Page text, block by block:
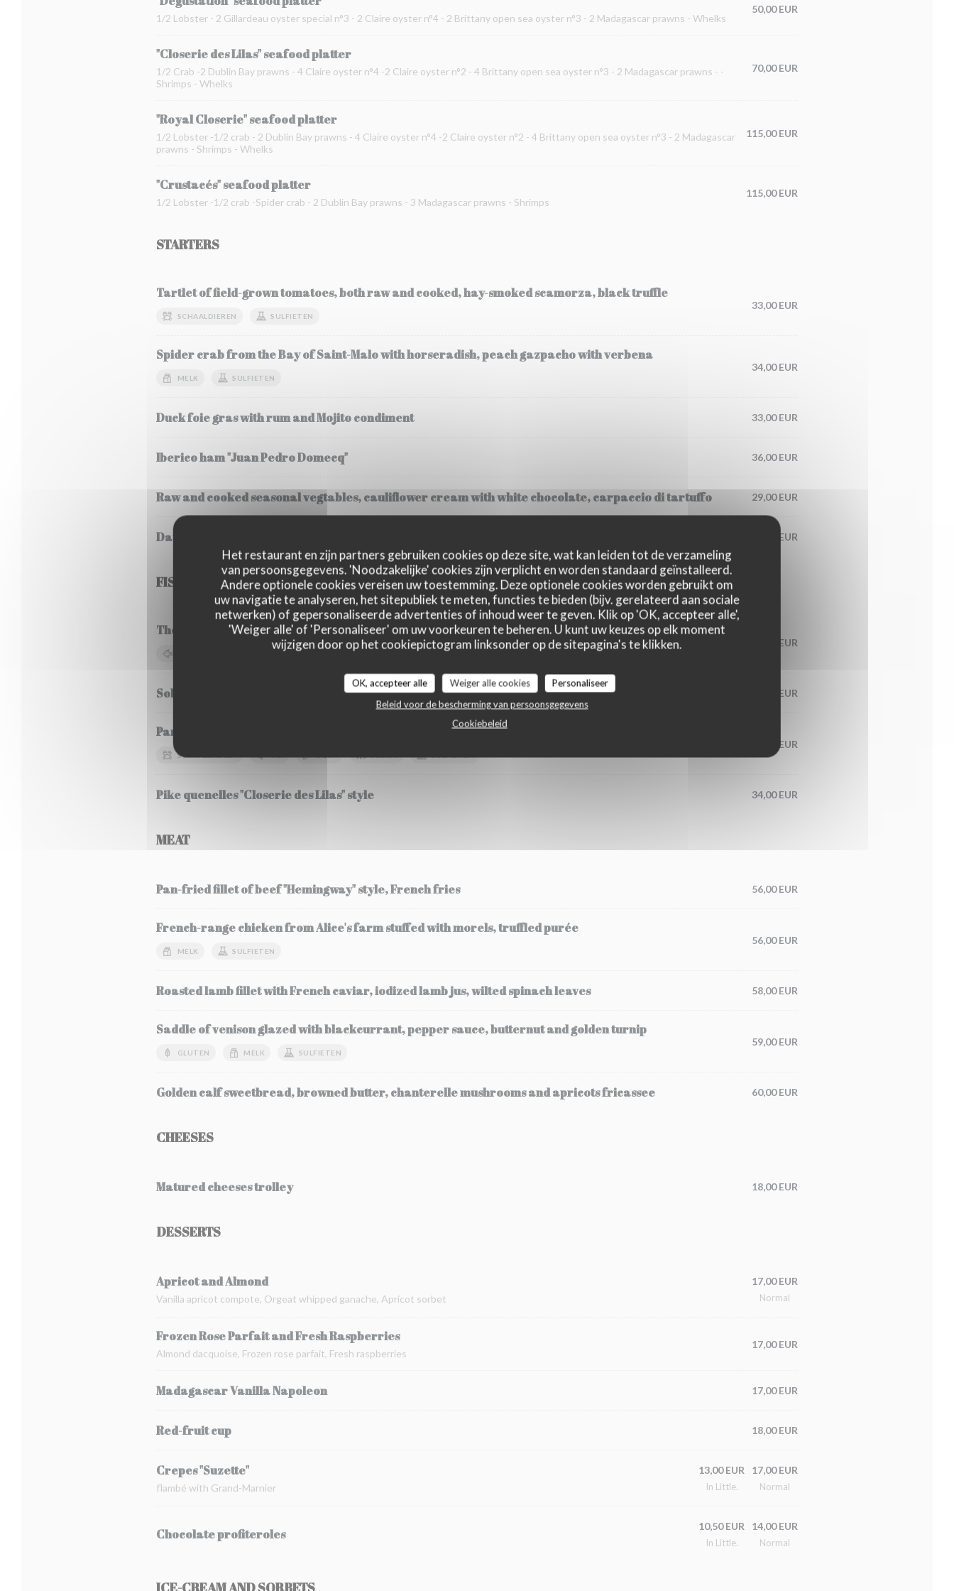
Het restaurant en zijn partners gebruiken cookies op deze site, wat kan leiden tot de verzameling
van persoonsgegevens. 'Noodzakelijke' cookies zijn verplicht en worden standaard geïnstalleerd.
Andere optionele cookies vereisen uw toestemming. Deze optionele cookies worden gebruikt om
uw navigatie te analyseren, het sitepubliek te meten, functies te bieden (bijv. gerelateerd aan sociale
netwerken) of gepersonaliseerde advertenties of inhoud weer te geven. Klik op 'OK, accepteer alle',
'Weiger alle' of 'Personaliseer' om uw voorkeuren te beheren. U kunt uw keuzes op elk moment
wijzigen door op het cookiepictogram linksonder op de sitepagina's te klikken.
OK, accepteer alle Weiger alle cookies
Personaliseer
Beleid voor de bescherming van persoonsgegevens
Cookiebeleid
1/2 Lobster - 2 Gillardeau oyster special n°3 - 2 Claire oyster n°4 - 2 Brittany open sea oyster n°3 - 2 Madagascar prawns - Whelks
50,00 EUR
"Closerie des Lilas" seafood platter
1/2 Crab -2 Dublin Bay prawns - 4 Claire oyster n°4 -2 Claire oyster n°2 - 4 Brittany open sea oyster n°3 - 2 Madagascar prawns - -
Shrimps - Whelks
70,00 EUR
"Royal Closerie" seafood platter
1/2 Lobster -1/2 crab - 2 Dublin Bay prawns - 4 Claire oyster n°4 -2 Claire oyster n°2 - 4 Brittany open sea oyster n°3 - 2 Madagascar
prawns - Shrimps - Whelks
115,00 EUR
"Crustacés" seafood platter
1/2 Lobster -1/2 crab -Spider crab - 2 Dublin Bay prawns - 3 Madagascar prawns - Shrimps
115,00 EUR
STARTERS
Tartlet of field-grown tomatoes, both raw and cooked, hay-smoked scamorza, black truffle
SCHAALDIEREN SULFIETEN
33,00 EUR
Spider crab from the Bay of Saint-Malo with horseradish, peach gazpacho with verbena
MELK SULFIETEN
34,00 EUR
Duck foie gras with rum and Mojito condiment 33,00 EUR
Iberico ham "Juan Pedro Domecq" 36,00 EUR
Raw and cooked seasonal vegtables, cauliflower cream with white chocolate, carpaccio di tartuffo 29,00 EUR
Daurenki Petrossian caviar (30 gr), steamed potatoes, cream 125,00 EUR
FISH
Thermidor style lobster fricassee, Fregola Sarda risotto, black truffle
MELK
60,00 EUR
Sole Meunière, seasonal vegetables 65,00 EUR
Pancha-grilled bluefin tuna, zucchini fricassee and its flower, strawberry and chilli condiment
SCHAALDIEREN
56,00 EUR
Pike quenelles "Closerie des Lilas" style 34,00 EUR
MEAT
Pan-fried fillet of beef "Hemingway" style, French fries 56,00 EUR
French-range chicken from Alice's farm stuffed with morels, truffled purée
MELK SULFIETEN
56,00 EUR
Roasted lamb fillet with French caviar, iodized lamb jus, wilted spinach leaves 58,00 EUR
Saddle of venison glazed with blackcurrant, pepper sauce, butternut and golden turnip
GLUTEN MELK SULFIETEN
59,00 EUR
Golden calf sweetbread, browned butter, chanterelle mushrooms and apricots fricassee 60,00 EUR
CHEESES
Matured cheeses trolley 18,00 EUR
DESSERTS
Apricot and Almond
Vanilla apricot compote, Orgeat whipped ganache, Apricot sorbet
17,00 EUR
Normal
Frozen Rose Parfait and Fresh Raspberries
Almond dacquoise, Frozen rose parfait, Fresh raspberries
17,00 EUR
Madagascar Vanilla Napoleon 17,00 EUR
Red-fruit cup 18,00 EUR
Crepes "Suzette"
flambé with Grand-Marnier
13,00 EUR
In Little.
17,00 EUR
Normal
Chocolate profiteroles
10,50 EUR
In Little.
14,00 EUR
Normal
ICE-CREAM AND SORBETS